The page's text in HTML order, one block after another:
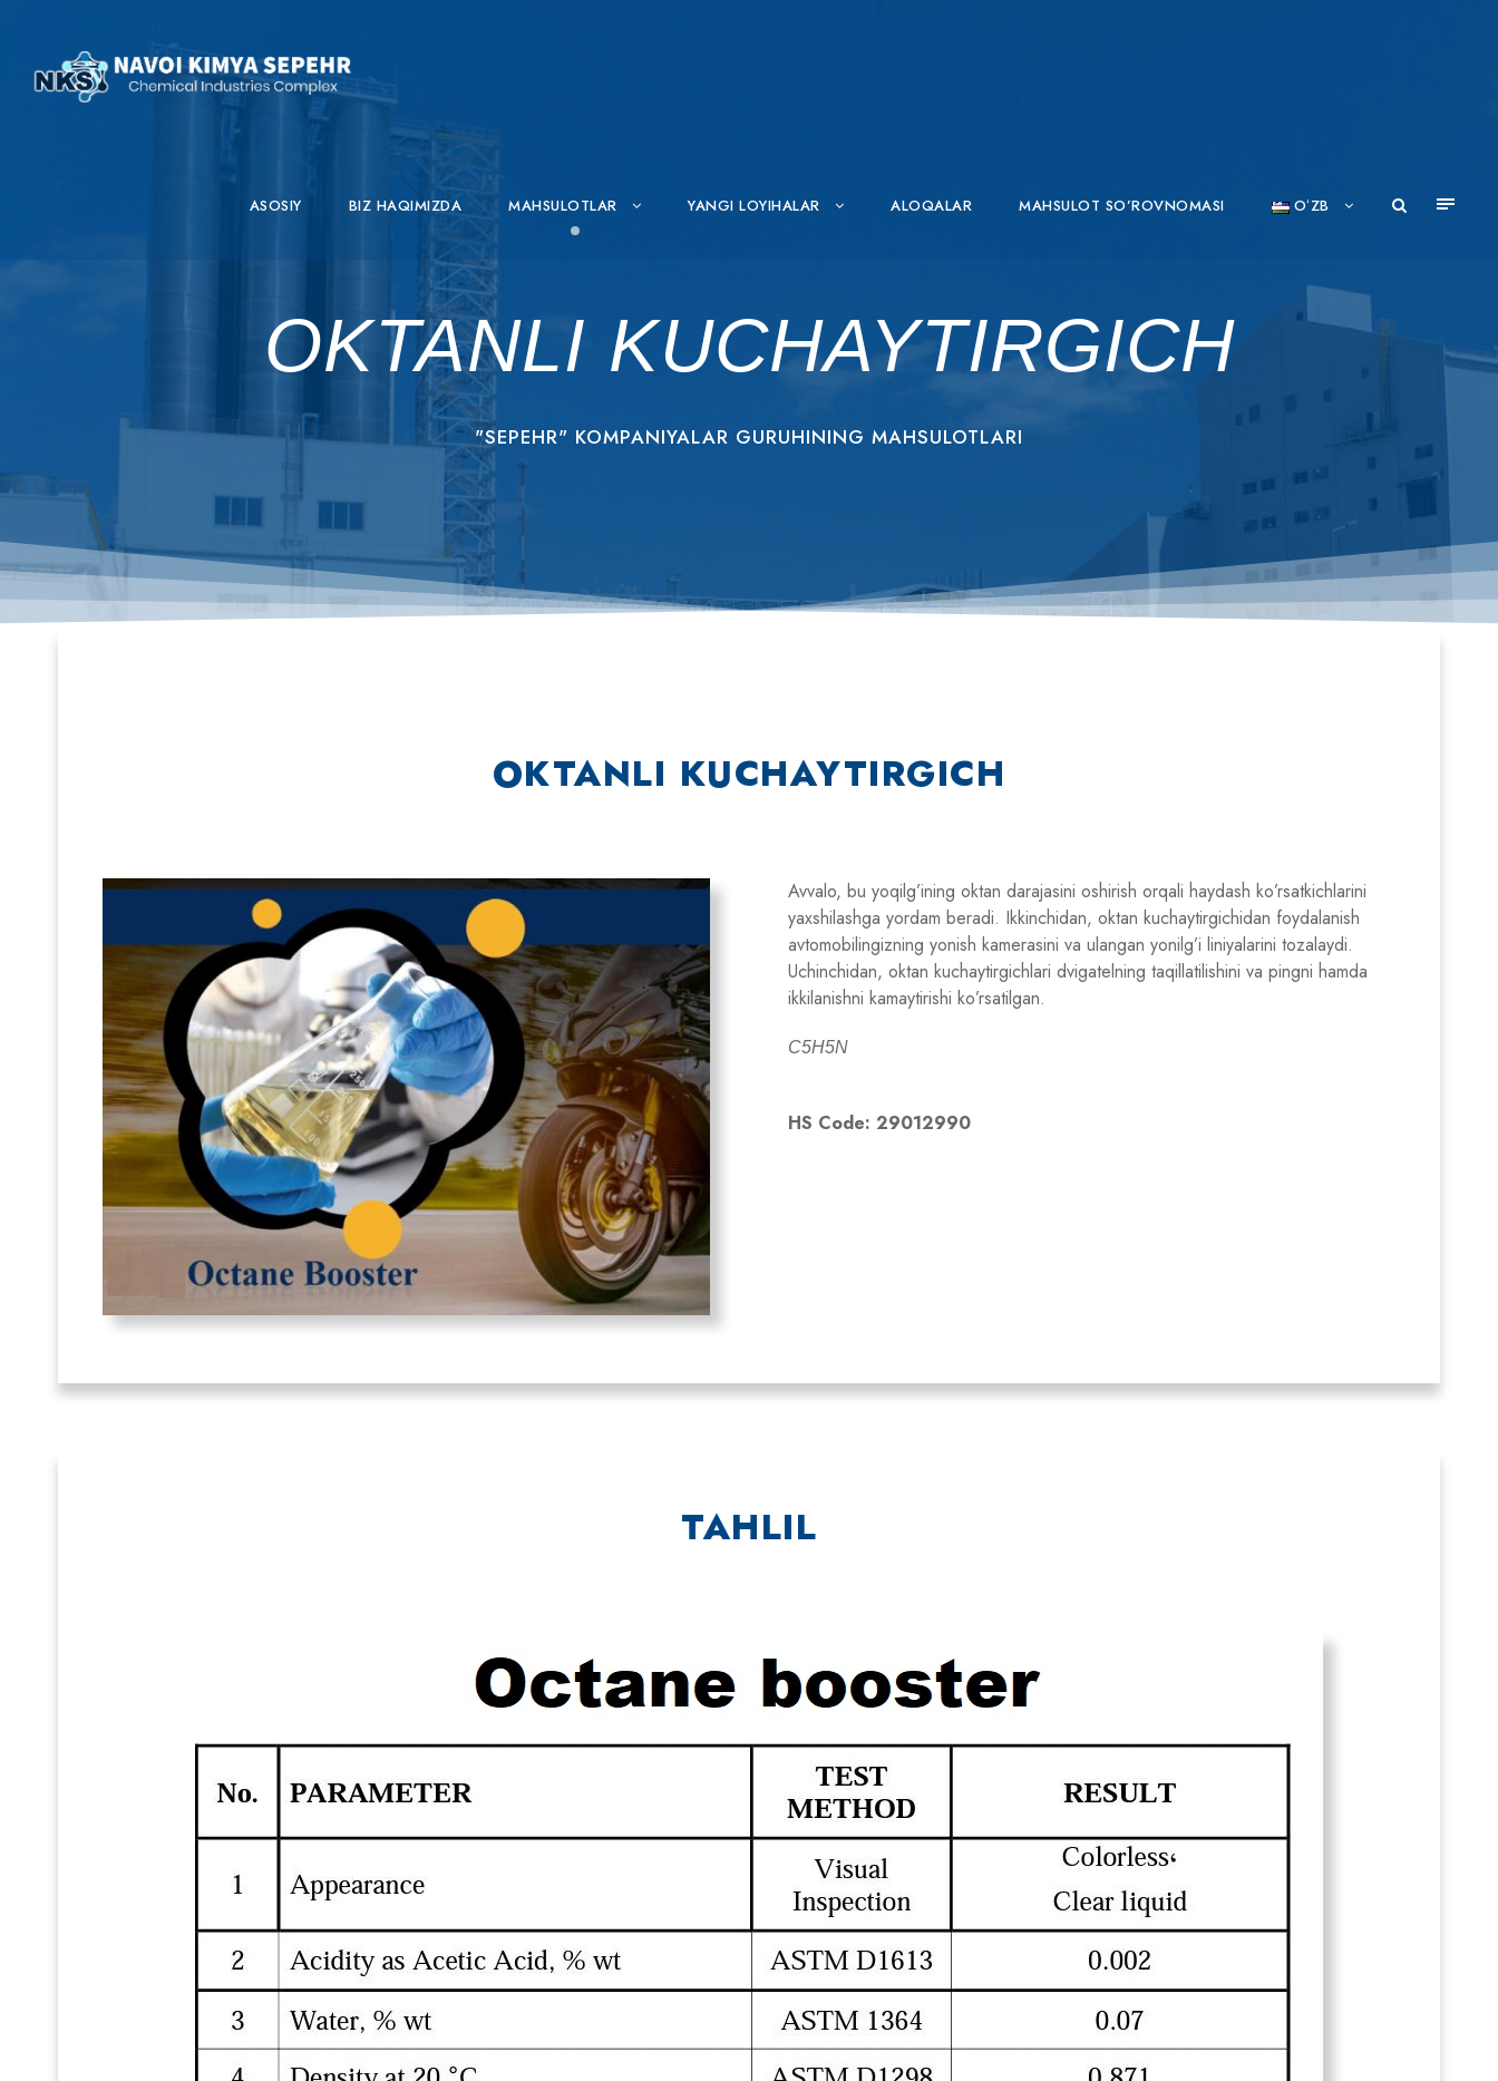
ASOSIY BIZ HAQIMIZDA MAHSULOTLAR YANGI LOYIHALAR ALOQALAR MAHSULOT SO’ROVNOMASI OʻZB
OKTANLI KUCHAYTIRGICH
"SEPEHR" KOMPANIYALAR GURUHINING MAHSULOTLARI
OKTANLI KUCHAYTIRGICH
Avvalo, bu yoqilg’ining oktan darajasini oshirish orqali haydash ko’rsatkichlarini
yaxshilashga yordam beradi. Ikkinchidan, oktan kuchaytirgichidan foydalanish
avtomobilingizning yonish kamerasini va ulangan yonilg’i liniyalarini tozalaydi.
Uchinchidan, oktan kuchaytirgichlari dvigatelning taqillatilishini va pingni hamda
ikkilanishni kamaytirishi ko’rsatilgan.
C5H5N
HS Code: 29012990
TAHLIL